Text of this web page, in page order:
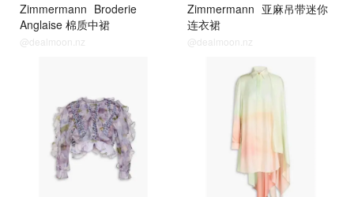
Zimmermann Broderie
Anglaise 棉质中裙
@dealmoon.nz
Zimmermann 亚麻吊带迷你
连衣裙
@dealmoon.nz